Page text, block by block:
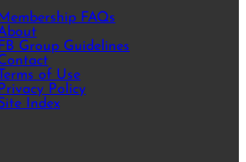
Membership FAQs
FB Group Guidelines
Terms of Use
Privacy Policy
Index